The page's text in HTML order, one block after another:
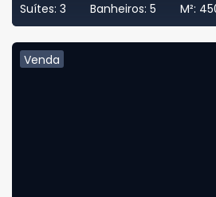
Suítes: 3 Banheiros: 5 M²:
Venda